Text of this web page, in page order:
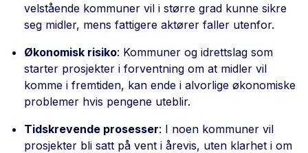
velstående kommuner vil i større grad kunne sikre
seg midler, mens fattigere aktører faller utenfor.
Økonomisk risiko: Kommuner og idrettslag som
starter prosjekter i forventning om at midler vil
komme i fremtiden, kan ende i alvorlige økonomiske
problemer hvis pengene uteblir.
Tidskrevende prosesser: I noen kommuner vil
prosjekter bli satt på vent i årevis, uten klarhet i om